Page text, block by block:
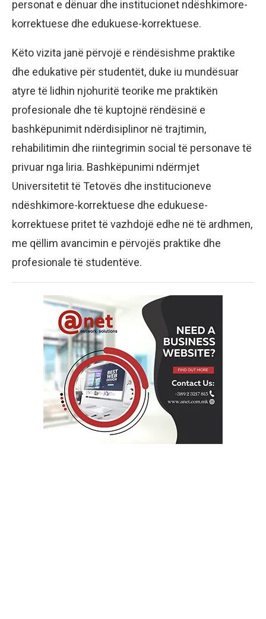
personat e dënuar dhe institucionet ndëshkimore-
korrektuese dhe edukuese-korrektuese.
Këto vizita janë përvojë e rëndësishme praktike
dhe edukative për studentët, duke iu mundësuar
atyre të lidhin njohuritë teorike me praktikën
profesionale dhe të kuptojnë rëndësinë e
bashkëpunimit ndërdisiplinor në trajtimin,
rehabilitimin dhe riintegrimin social të personave të
privuar nga liria. Bashkëpunimi ndërmjet
Universitetit të Tetovës dhe institucioneve
ndëshkimore-korrektuese dhe edukuese-
korrektuese pritet të vazhdojë edhe në të ardhmen,
me qëllim avancimin e përvojës praktike dhe
profesionale të studentëve.